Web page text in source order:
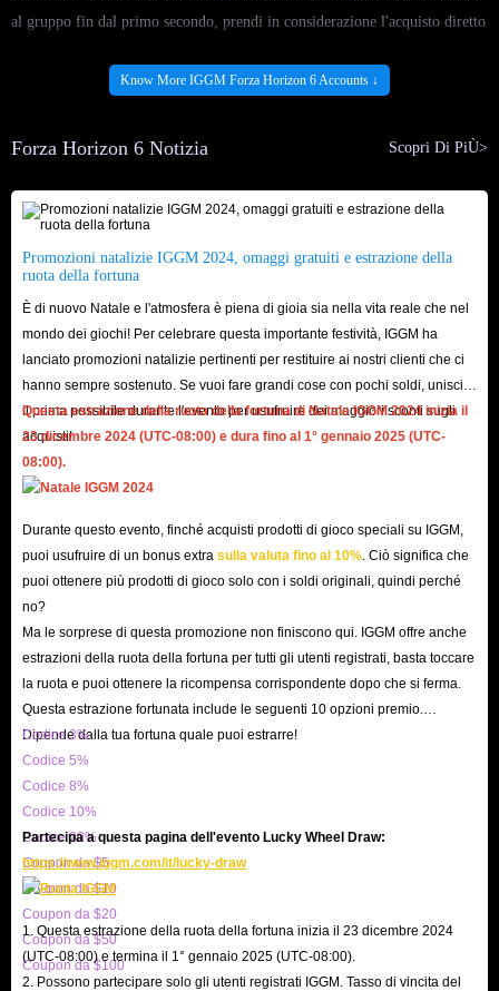
al gruppo fin dal primo secondo, prendi in considerazione l'acquisto diretto
Horizon 6 a un prezzo più accessibile; tuttavia, i prezzi ufficiali negli store
pagamento potrebbero essere limitate. Grazie a IGGM, però, puoi aggirare
Acquista account di Forza Horizon 6 su
IGGM.com: inizia a vivere la vita nella corsia di
sorpasso oggi stesso!
IGGM è un negozio specializzato con anni di profonda esperienza nel
settore del trading legato a Forza Horizon. Scelti da milioni di giocatori in
tutto il mondo per i nostri servizi sicuri e affidabili, siamo la piattaforma
Innanzitutto, la sicurezza rappresenta la preoccupazione principale per la
maggior parte dei giocatori quando si effettuano transazioni RMT (Real
Money Trading). Su IGGM, ogni account di Forza Horizon 6 in vendita
proviene da un fornitore fidato e viene sottoposto a molteplici livelli di
verifica manuale. Ciò garantisce che ogni account sia in regola,
scongiurando il temuto scenario in cui il proprio account venga bannato
protezione della privacy per assicurare che l'intera transazione rimanga
riservata e sicura.
Infine, sebbene la sicurezza sia di primaria importanza, la convenienza è
sempre un valore aggiunto. IGGM offre costantemente account per FH6 ai
prezzi più bassi del settore. Il nostro team di esperti monitora
quotidianamente le tendenze dei prezzi di mercato ed effettua
aggiustamenti in tempo reale, garantendoti la possibilità di acquisire gli
account più esclusivi al costo più conveniente.
Know More IGGM Forza Horizon 6 Accounts ↓
Forza Horizon 6 Notizia Scopri Di PiÙ>
Promozioni natalizie IGGM 2024, omaggi gratuiti e estrazione della
ruota della fortuna
È di nuovo Natale e l'atmosfera è piena di gioia sia nella vita reale che nel
mondo dei giochi! Per celebrare questa importante festività, IGGM ha
lanciato promozioni natalizie pertinenti per restituire ai nostri clienti che ci
hanno sempre sostenuto. Se vuoi fare grandi cose con pochi soldi, unisciti
il ​​prima possibile durante l'evento per usufruire dei maggiori sconti sugli
acquisti!
Questa estrazione della ruota della fortuna di Natale IGGM 2024 inizia il
23 dicembre 2024 (UTC-08:00) e dura fino al 1° gennaio 2025 (UTC-
08:00).
Durante questo evento, finché acquisti prodotti di gioco speciali su IGGM,
puoi usufruire di un bonus extra sulla valuta fino al 10% . Ciò significa che
puoi ottenere più prodotti di gioco solo con i soldi originali, quindi perché
no?
Ma le sorprese di questa promozione non finiscono qui. IGGM offre anche
estrazioni della ruota della fortuna per tutti gli utenti registrati, basta toccare
la ruota e puoi ottenere la ricompensa corrispondente dopo che si ferma.
Questa estrazione fortunata include le seguenti 10 opzioni premio.
Dipende dalla tua fortuna quale puoi estrarre!
Codice 3%
Codice 5%
Codice 8%
Codice 10%
Codice 20%
Coupon da $5
Coupon da $10
Coupon da $20
Coupon da $50
Coupon da $100
Partecipa a questa pagina dell'evento Lucky Wheel Draw:
https://www.iggm.com/it/lucky-draw
1. Questa estrazione della ruota della fortuna inizia il 23 dicembre 2024
(UTC-08:00) e termina il 1° gennaio 2025 (UTC-08:00).
2. Possono partecipare solo gli utenti registrati IGGM. Tasso di vincita del